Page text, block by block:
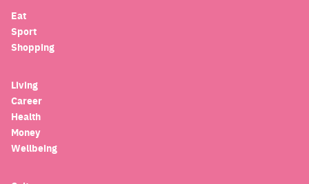
Eat
Sport
Shopping
Living
Career
Health
Money
Wellbeing